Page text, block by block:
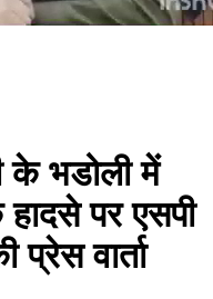
के भडोली में
पर एसपी
वार्ता